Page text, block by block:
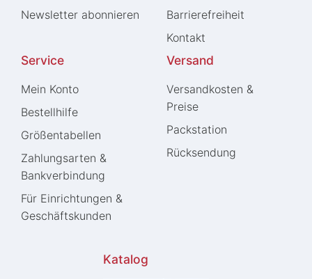
Newsletter abonnieren
Barrierefreiheit
Kontakt
Service
Mein Konto
Bestellhilfe
Größentabellen
Zahlungsarten &
Bankverbindung
Für Einrichtungen &
Geschäftskunden
Versand
Versandkosten &
Preise
Packstation
Rücksendung
Katalog